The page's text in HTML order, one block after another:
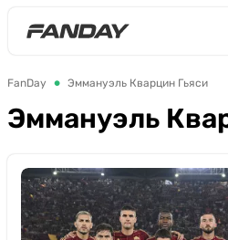
FanDay Эммануэль Кварцин Гьяси
Эммануэль